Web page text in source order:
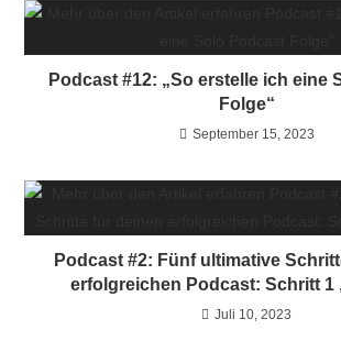
Podcast #12: „So erstelle ich eine
Folge“
September 15, 2023
Podcast #2: Fünf ultimative
erfolgreichen Podcast: Schritt 1
Juli 10, 2023